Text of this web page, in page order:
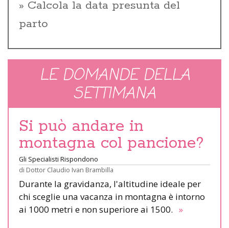
Calcola la data presunta del
parto
LE DOMANDE DELLA
SETTIMANA
Si può andare in
montagna col pancione?
Gli Specialisti Rispondono
di Dottor Claudio Ivan Brambilla
Durante la gravidanza, l'altitudine ideale per
chi sceglie una vacanza in montagna è intorno
ai 1000 metri e non superiore ai 1500. »